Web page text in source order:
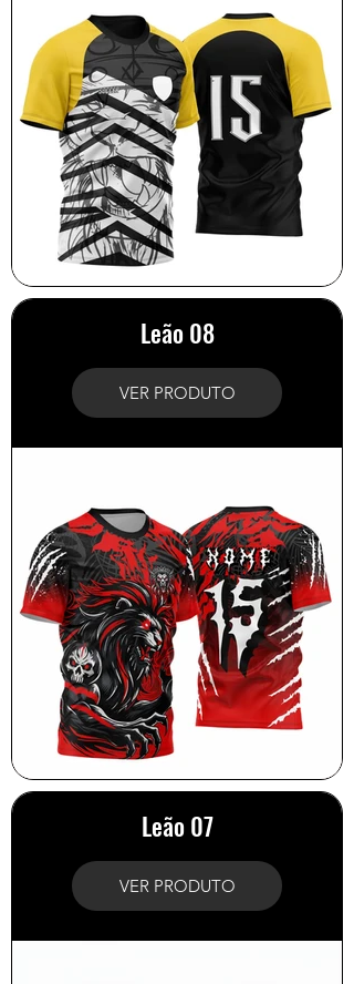
Leão 08
VER PRODUTO
Leão 07
VER PRODUTO